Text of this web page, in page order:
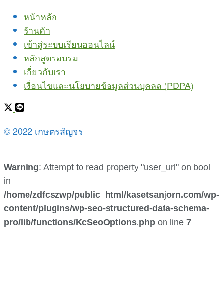
หน้าหลัก
ร้านค้า
เข้าสู่ระบบเรียนออนไลน์
หลักสูตรอบรม
เกี่ยวกับเรา
เงื่อนไขและนโยบายข้อมูลส่วนบุคลล (PDPA)
© 2022 เกษตรสัญจร
Warning: Attempt to read property "user_url" on bool
in
/home/zdfcszwp/public_html/kasetsanjorn.com/wp-
content/plugins/wp-seo-structured-data-schema-
pro/lib/functions/KcSeoOptions.php on line 7